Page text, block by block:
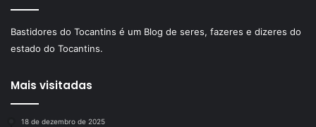
Bastidores do Tocantins é um Blog de seres, fazeres e dizeres do
estado do Tocantins.
Mais visitadas
18 de dezembro de 2025